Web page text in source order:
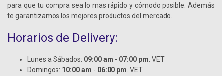
para que tu compra sea lo mas rápido y cómodo posible. Además
te garantizamos los mejores productos del mercado.
Horarios de Delivery:
Lunes a Sábados: 09:00 am - 07:00 pm . VET
Domingos: 10:00 am - 06:00 pm . VET